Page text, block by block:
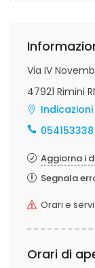
Via IV
47921 Rimini
054153338
Aggiorna i
Segnala
Orari e
Orari di